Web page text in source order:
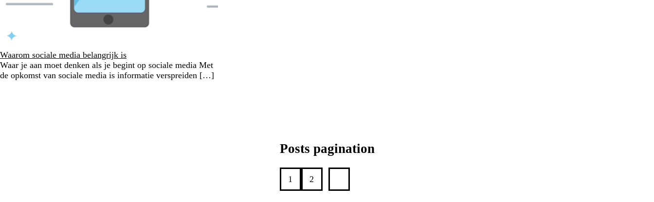
Waarom sociale media belangrijk is
Waar je aan moet denken als je begint op sociale media Met
de opkomst van sociale media is informatie verspreiden […]
Posts pagination
1 2